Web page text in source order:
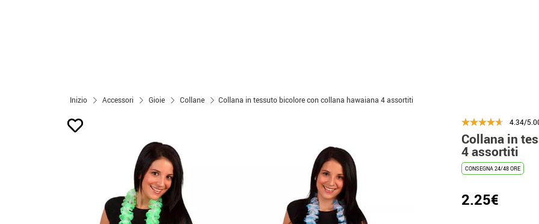
Inizio Accessori Gioie Collane Collana in tessuto bicolore con collana hawaiana 4 assortiti
4.34/
Collana in
4 assortiti
CONSEGNA 24/48 ORE
2.25€